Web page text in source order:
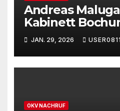
Andreas
Kabinett
Januar 2026
Nachruf.
JAN. 29, 2026
OKV NACHRUF